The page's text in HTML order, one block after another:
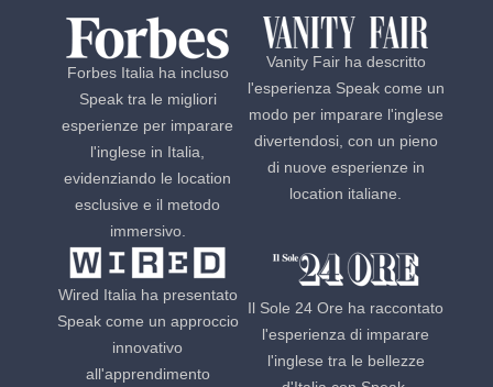
Forbes Italia ha incluso
Speak tra le migliori
esperienze per imparare
l'inglese in Italia,
evidenziando le location
esclusive e il metodo
immersivo.
Vanity Fair ha descritto
l'esperienza Speak come un
modo per imparare l'inglese
divertendosi, con un pieno
di nuove esperienze in
location italiane.
Wired Italia ha presentato
Speak come un approccio
innovativo
all'apprendimento
Il Sole 24 Ore ha raccontato
l'esperienza di imparare
l'inglese tra le bellezze